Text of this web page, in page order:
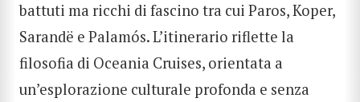
battuti ma ricchi di fascino tra cui Paros, Koper,
Sarandë e Palamós. L’itinerario riflette la
filosofia di Oceania Cruises, orientata a
un’esplorazione culturale profonda e senza